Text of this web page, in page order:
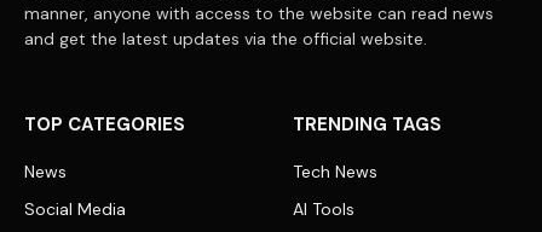
manner, anyone with access to the website can read news
and get the latest updates via the official website.
TOP CATEGORIES
News
Social Media
TRENDING TAGS
Tech News
AI Tools